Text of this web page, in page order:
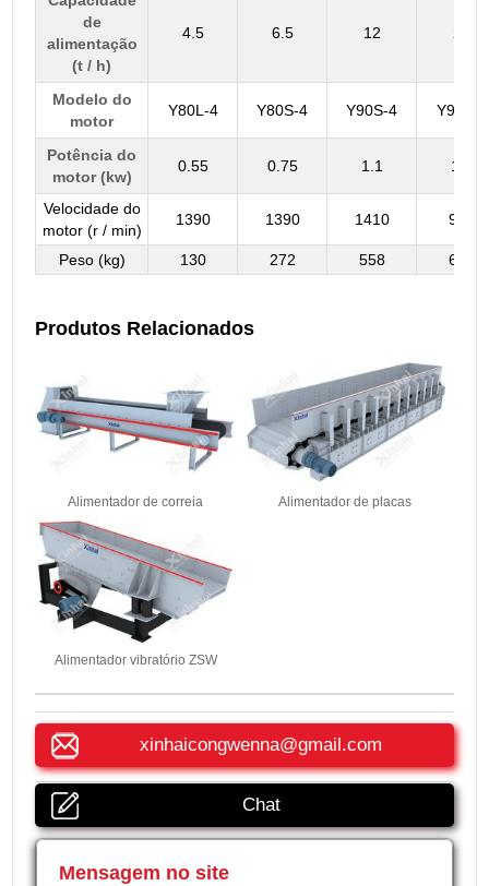
de
alimentação
(t / h)
4.5 6.5 12 25
Modelo do
motor
Y80L-4 Y80S-4 Y90S-4 Y90L-4
Potência do
motor (kw)
0.55 0.75 1.1 1.5
Velocidade do
motor (r / min)
1390 1390 1410 940
Peso (kg) 130 272 558 613
Produtos Relacionados
Alimentador de correia Alimentador de placas
Alimentador vibratório ZSW
xinhaicongwenna@gmail.com
Chat
Mensagem no site